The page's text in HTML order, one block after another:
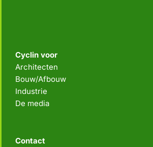
Cyclin voor
Architecten
Bouw/Afbouw
Industrie
De media
Contact